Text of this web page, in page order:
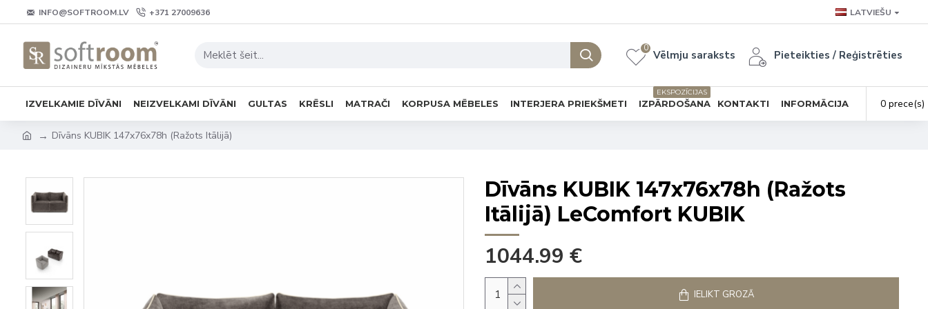
INFO@SOFTROOM.LV +371 27009636 LATVIEŠU
Vēlmju saraksts
0
Pieteikties / Reģistrēties
IZVELKAMIE DĪVĀNI NEIZVELKAMI DĪVĀNI GULTAS KRĒSLI MATRAČI KORPUSA MĒBELES INTERJERA PRIEKŠMETI IZPĀRDOŠANA
EKSPOZĪCIJAS
KONTAKTI INFORMĀCIJA 0
Dīvāns KUBIK 147x76x78h (Ražots Itālijā)
Dīvāns KUBIK 147x76x78h (Ražots
Itālijā) LeComfort KUBIK
1044.99 €
IELIKT GROZĀ